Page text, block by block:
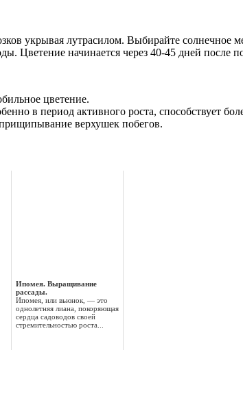
укрывая лутрасилом. Выбирайте солнечное
Цветение начинается через 40-45 дней после
цветение.
в период активного роста, способствует
верхушек побегов.
Ипомея. Выращивание
рассады.
Ипомея, или вьюнок, — это
однолетняя лиана, покоряющая
сердца садоводов своей
стремительностью роста...